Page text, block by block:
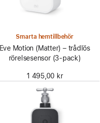
Smarta hemtillbehör
Eve Motion (Matter) – trådlös
rörelsesensor (3-pack)
1 495,00 kr